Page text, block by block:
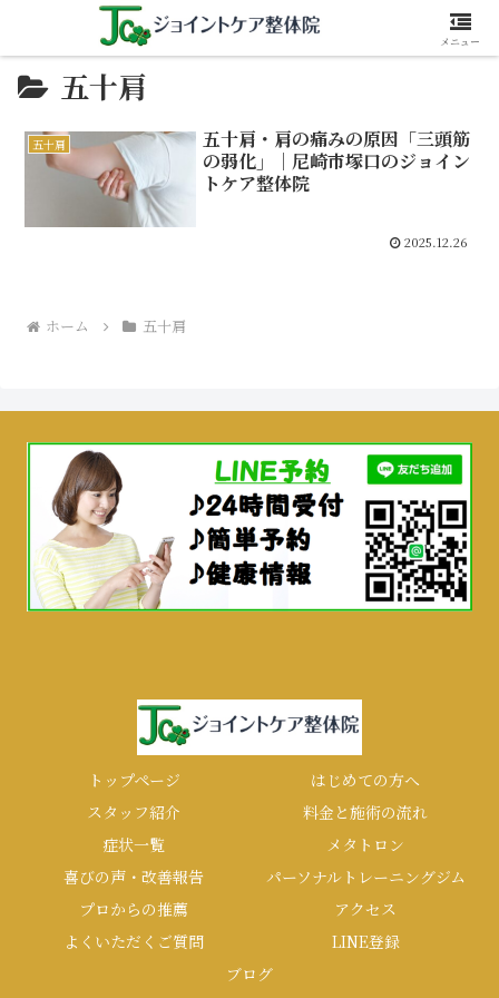
五十肩
五十肩
五十肩・肩の痛みの原因「三頭筋
の弱化」｜尼崎市塚口のジョイン
トケア整体院
2025.12.26
ホーム 五十肩
トップページ
はじめての方へ
スタッフ紹介
料金と施術の流れ
症状一覧
メタトロン
喜びの声・改善報告
パーソナルトレーニングジム
プロからの推薦
アクセス
よくいただくご質問
LINE登録
ブログ
メニュー